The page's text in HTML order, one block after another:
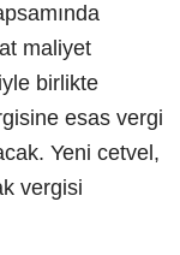
maliyet
birlikte
esas vergi
Yeni cetvel,
vergisi